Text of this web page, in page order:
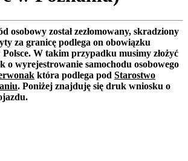
osobowy został zezłomowany, skradziony
za granicę podlega on obowiązku
W takim przypadku musimy złożyć
o wyrejestrowanie samochodu osobowego
która podlega pod Starostwo
. Poniżej znajduję się druk wniosku o